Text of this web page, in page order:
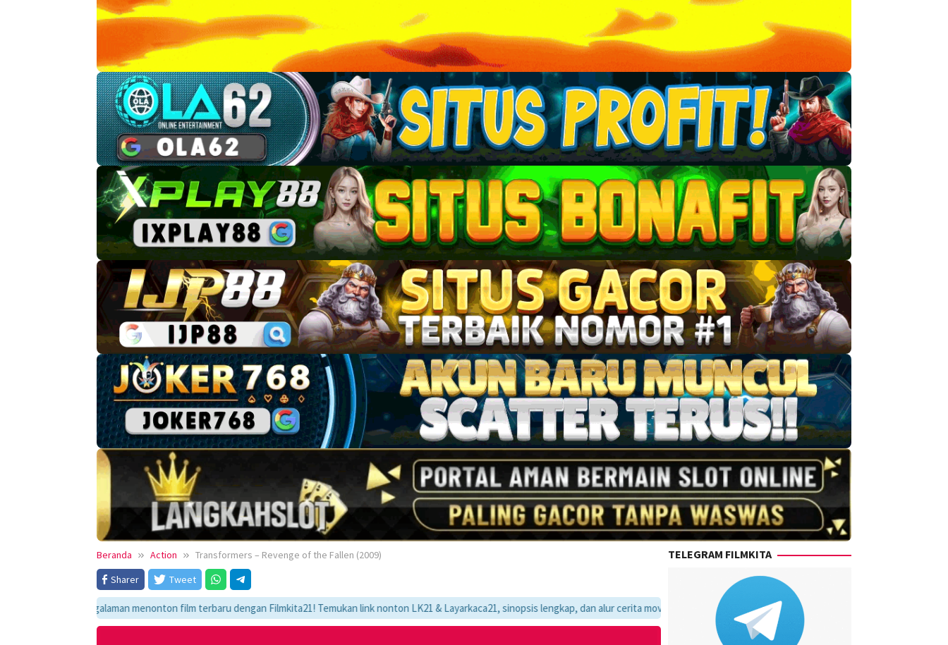
Beranda Action
Transformers – Revenge of the Fallen (2009)
Sharer
Tweet
pengalaman menonton film terbaru dengan Filmkita21! Temukan link nonton LK21 & Layarkaca21, sinopsis lengkap, dan alur cerita movie favoritmu dalam satu tempat yang praktis dan update setiap hari.
TELEGRAM FILMKITA